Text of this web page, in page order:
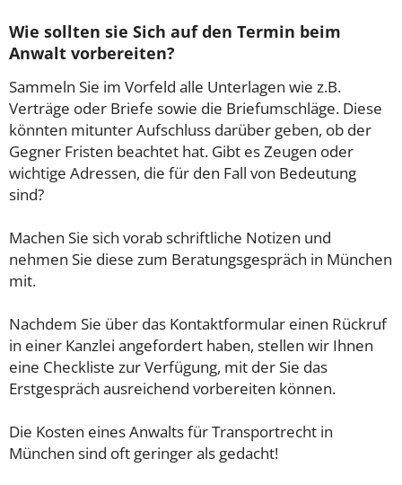
Wie sollten sie Sich auf den Termin beim
Anwalt vorbereiten?
Sammeln Sie im Vorfeld alle Unterlagen wie z.B.
Verträge oder Briefe sowie die Briefumschläge. Diese
könnten mitunter Aufschluss darüber geben, ob der
Gegner Fristen beachtet hat. Gibt es Zeugen oder
wichtige Adressen, die für den Fall von Bedeutung
sind?
Machen Sie sich vorab schriftliche Notizen und
nehmen Sie diese zum Beratungsgespräch in München
mit.
Nachdem Sie über das Kontaktformular einen Rückruf
in einer Kanzlei angefordert haben, stellen wir Ihnen
eine Checkliste zur Verfügung, mit der Sie das
Erstgespräch ausreichend vorbereiten können.
Die Kosten eines Anwalts für Transportrecht in
München sind oft geringer als gedacht!